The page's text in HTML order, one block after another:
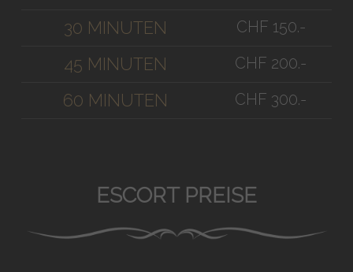
30 MINUTEN CHF 150.-
45 MINUTEN CHF 200.-
60 MINUTEN CHF 300.-
ESCORT PREISE